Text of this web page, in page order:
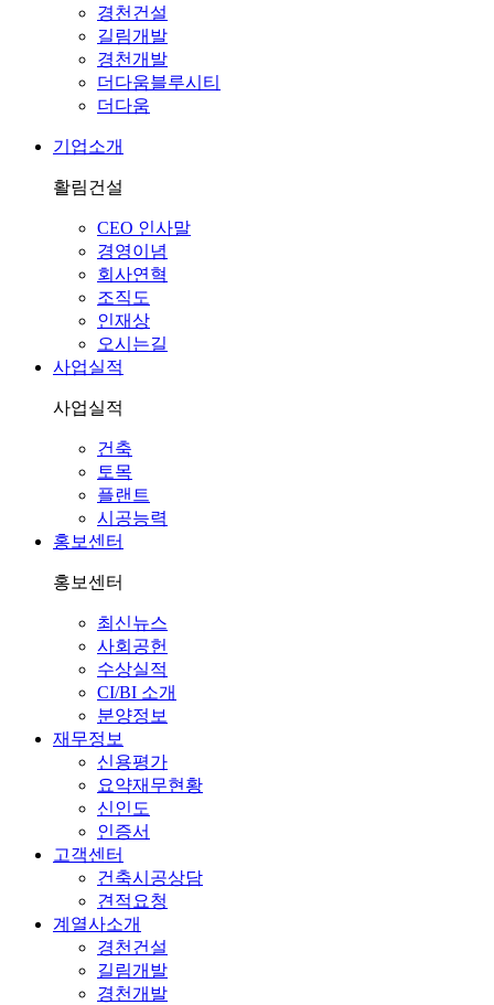
경천건설
길림개발
경천개발
더다움블루시티
더다움
기업소개
활림건설
CEO 인사말
경영이념
회사연혁
조직도
인재상
오시는길
사업실적
사업실적
건축
토목
플랜트
시공능력
홍보센터
홍보센터
최신뉴스
사회공헌
수상실적
CI/BI 소개
분양정보
재무정보
신용평가
요약재무현황
신인도
인증서
고객센터
건축시공상담
견적요청
계열사소개
경천건설
길림개발
경천개발